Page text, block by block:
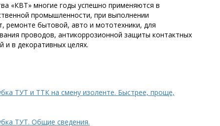
«КВТ» многие годы успешно применяются в
промышленности, при выполнении
ремонте бытовой, авто и мототехники, для
проводов, антикоррозионной защиты контактных
и в декоративных целях.
ТУТ и ТТК на смену изоленте. Быстрее, проще,
ТУТ. Общие сведения.